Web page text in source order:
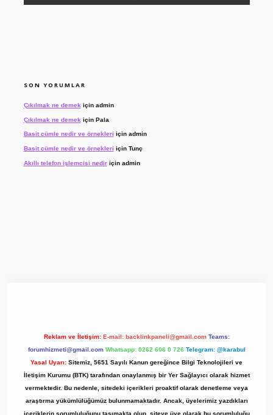
SON YORUMLAR
Çıkılmak ne demek için admin
Çıkılmak ne demek için Pala
Basit cümle nedir ve örnekleri için admin
Basit cümle nedir ve örnekleri için Tunç
Akıllı telefon işlemcisi nediriçin admin
Reklam ve İletişim: E-mail: backlinkpaneli@gmail.com Teams:
forumhizmeti@gmail.com Whatsapp: 0262 606 0 726 Telegram: @karabul
Yasal Uyarı: Sitemiz, 5651 Sayılı Kanun gereğince Bilgi Teknolojileri ve
İletişim Kurumu (BTK) tarafından onaylanmış bir Yer Sağlayıcı olarak hizmet
vermektedir. Bu nedenle, sitedeki içerikleri proaktif olarak denetleme veya
araştırma yükümlülüğümüz bulunmamaktadır. Ancak, üyelerimiz yazdıkları
içeriklerin sorumluluğunu taşımakta olup, siteye üye olarak bu sorumluluğu